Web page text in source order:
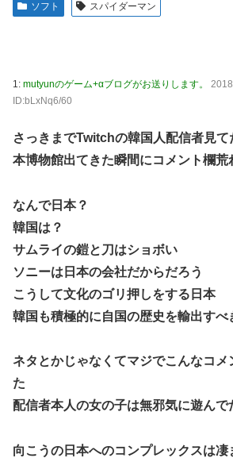
メディア「Switch2、499ドルでも安い
【悲報】ハンターハンター連載再開の
ｗｗｗｗｗｗｗｗｗｗ
ちらｗｗｗｗｗｗ
【艦これ】E3-3はスク水パーティでOk
ｗｗ
超能力が使えるようになったので限界
件 その８
【艦これ】これがラ級ちゃんの水着
【仮面ライダーゼッツ】玖門宗馬にと
が増えているらしい
【エヴァンゲリオン】 セガ「アヤナミ
ソフト スパイダーマン
1: mutyunのゲーム+αブログがお送りします。
ID:bLxNq6/60
さっきまでTwitchの韓国人配信者見て
本博物館出てきた瞬間にコメント欄荒
なんで日本？
韓国は？
サムライの鎧と刀はショボい
ソニーは日本の会社だからだろう
こうして文化のゴリ押しをする日本
韓国も積極的に自国の歴史を輸出すべ
ネタとかじゃなくてマジでこんなコメ
た
配信者本人の女の子は無邪気に遊んで
向こうの日本へのコンプレックスは凄